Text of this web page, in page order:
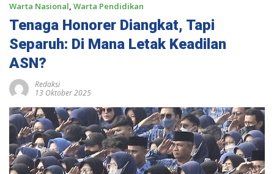
Warta Nasional, Warta Pendidikan
Tenaga Honorer Diangkat, Tapi
Separuh: Di Mana Letak Keadilan
ASN?
Redaksi
13 Oktober 2025